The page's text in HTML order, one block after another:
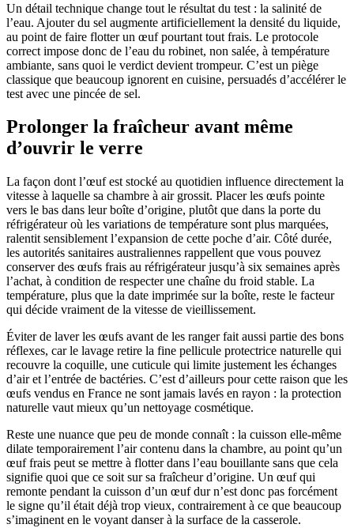
Un détail technique change tout le résultat du test : la salinité de
l’eau. Ajouter du sel augmente artificiellement la densité du liquide,
au point de faire flotter un œuf pourtant tout frais. Le protocole
correct impose donc de l’eau du robinet, non salée, à température
ambiante, sans quoi le verdict devient trompeur. C’est un piège
classique que beaucoup ignorent en cuisine, persuadés d’accélérer le
test avec une pincée de sel.
Prolonger la fraîcheur avant même
d’ouvrir le verre
La façon dont l’œuf est stocké au quotidien influence directement la
vitesse à laquelle sa chambre à air grossit. Placer les œufs pointe
vers le bas dans leur boîte d’origine, plutôt que dans la porte du
réfrigérateur où les variations de température sont plus marquées,
ralentit sensiblement l’expansion de cette poche d’air. Côté durée,
les autorités sanitaires australiennes rappellent que vous pouvez
conserver des œufs frais au réfrigérateur jusqu’à six semaines après
l’achat, à condition de respecter une chaîne du froid stable. La
température, plus que la date imprimée sur la boîte, reste le facteur
qui décide vraiment de la vitesse de vieillissement.
Éviter de laver les œufs avant de les ranger fait aussi partie des bons
réflexes, car le lavage retire la fine pellicule protectrice naturelle qui
recouvre la coquille, une cuticule qui limite justement les échanges
d’air et l’entrée de bactéries. C’est d’ailleurs pour cette raison que les
œufs vendus en France ne sont jamais lavés en rayon : la protection
naturelle vaut mieux qu’un nettoyage cosmétique.
Reste une nuance que peu de monde connaît : la cuisson elle-même
dilate temporairement l’air contenu dans la chambre, au point qu’un
œuf frais peut se mettre à flotter dans l’eau bouillante sans que cela
signifie quoi que ce soit sur sa fraîcheur d’origine. Un œuf qui
remonte pendant la cuisson d’un œuf dur n’est donc pas forcément
le signe qu’il était déjà trop vieux, contrairement à ce que beaucoup
s’imaginent en le voyant danser à la surface de la casserole.